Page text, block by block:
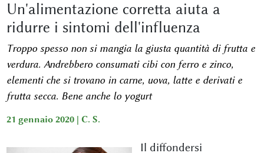
Un'alimentazione corretta aiuta a
ridurre i sintomi dell'influenza
Troppo spesso non si mangia la giusta quantità di frutta e
verdura. Andrebbero consumati cibi con ferro e zinco,
elementi che si trovano in carne, uova, latte e derivati e
frutta secca. Bene anche lo yogurt
21 gennaio 2020 | C. S.
Il diffondersi